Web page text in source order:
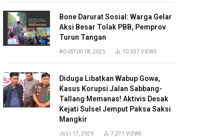
Bone Darurat Sosial: Warga Gelar
Aksi Besar Tolak PBB, Pemprov
Turun Tangan
AGUSTUS 18, 2025 10,337VIEWS
Diduga Libatkan Wabup Gowa,
Kasus Korupsi Jalan Sabbang-
Tallang Memanas! Aktivis Desak
Kejati Sulsel Jemput Paksa Saksi
Mangkir
JULI 17, 2025 7,271VIEWS